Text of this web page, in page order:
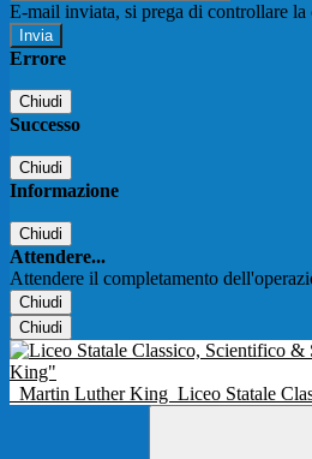
E-mail inviata, si prega di controllare la
Errore
Chiudi
Successo
Chiudi
Informazione
Chiudi
Attendere...
Attendere il completamento
Chiudi
Chiudi
Martin Luther King Liceo Statale